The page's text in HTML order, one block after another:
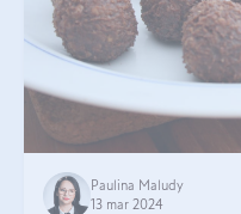
Paulina Maludy
13 mar 2024